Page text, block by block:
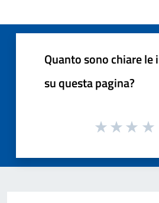
Quanto sono chiare
su questa pagina?